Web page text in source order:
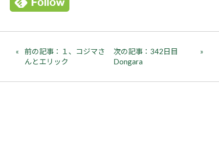
前の記事：１、コジマさ
んとエリック
次の記事：342日目
Dongara